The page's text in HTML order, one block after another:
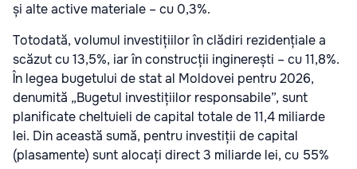
și alte active materiale – cu 0,3%.
Totodată, volumul investițiilor în clădiri rezidențiale a
scăzut cu 13,5%, iar în construcții inginerești – cu 11,8%.
În legea bugetului de stat al Moldovei pentru 2026,
denumită „Bugetul investițiilor responsabile”, sunt
planificate cheltuieli de capital totale de 11,4 miliarde
lei. Din această sumă, pentru investiții de capital
(plasamente) sunt alocați direct 3 miliarde lei, cu 55%